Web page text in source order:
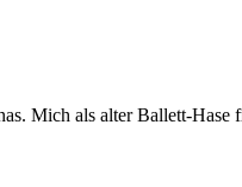
Mich als alter Ballett-